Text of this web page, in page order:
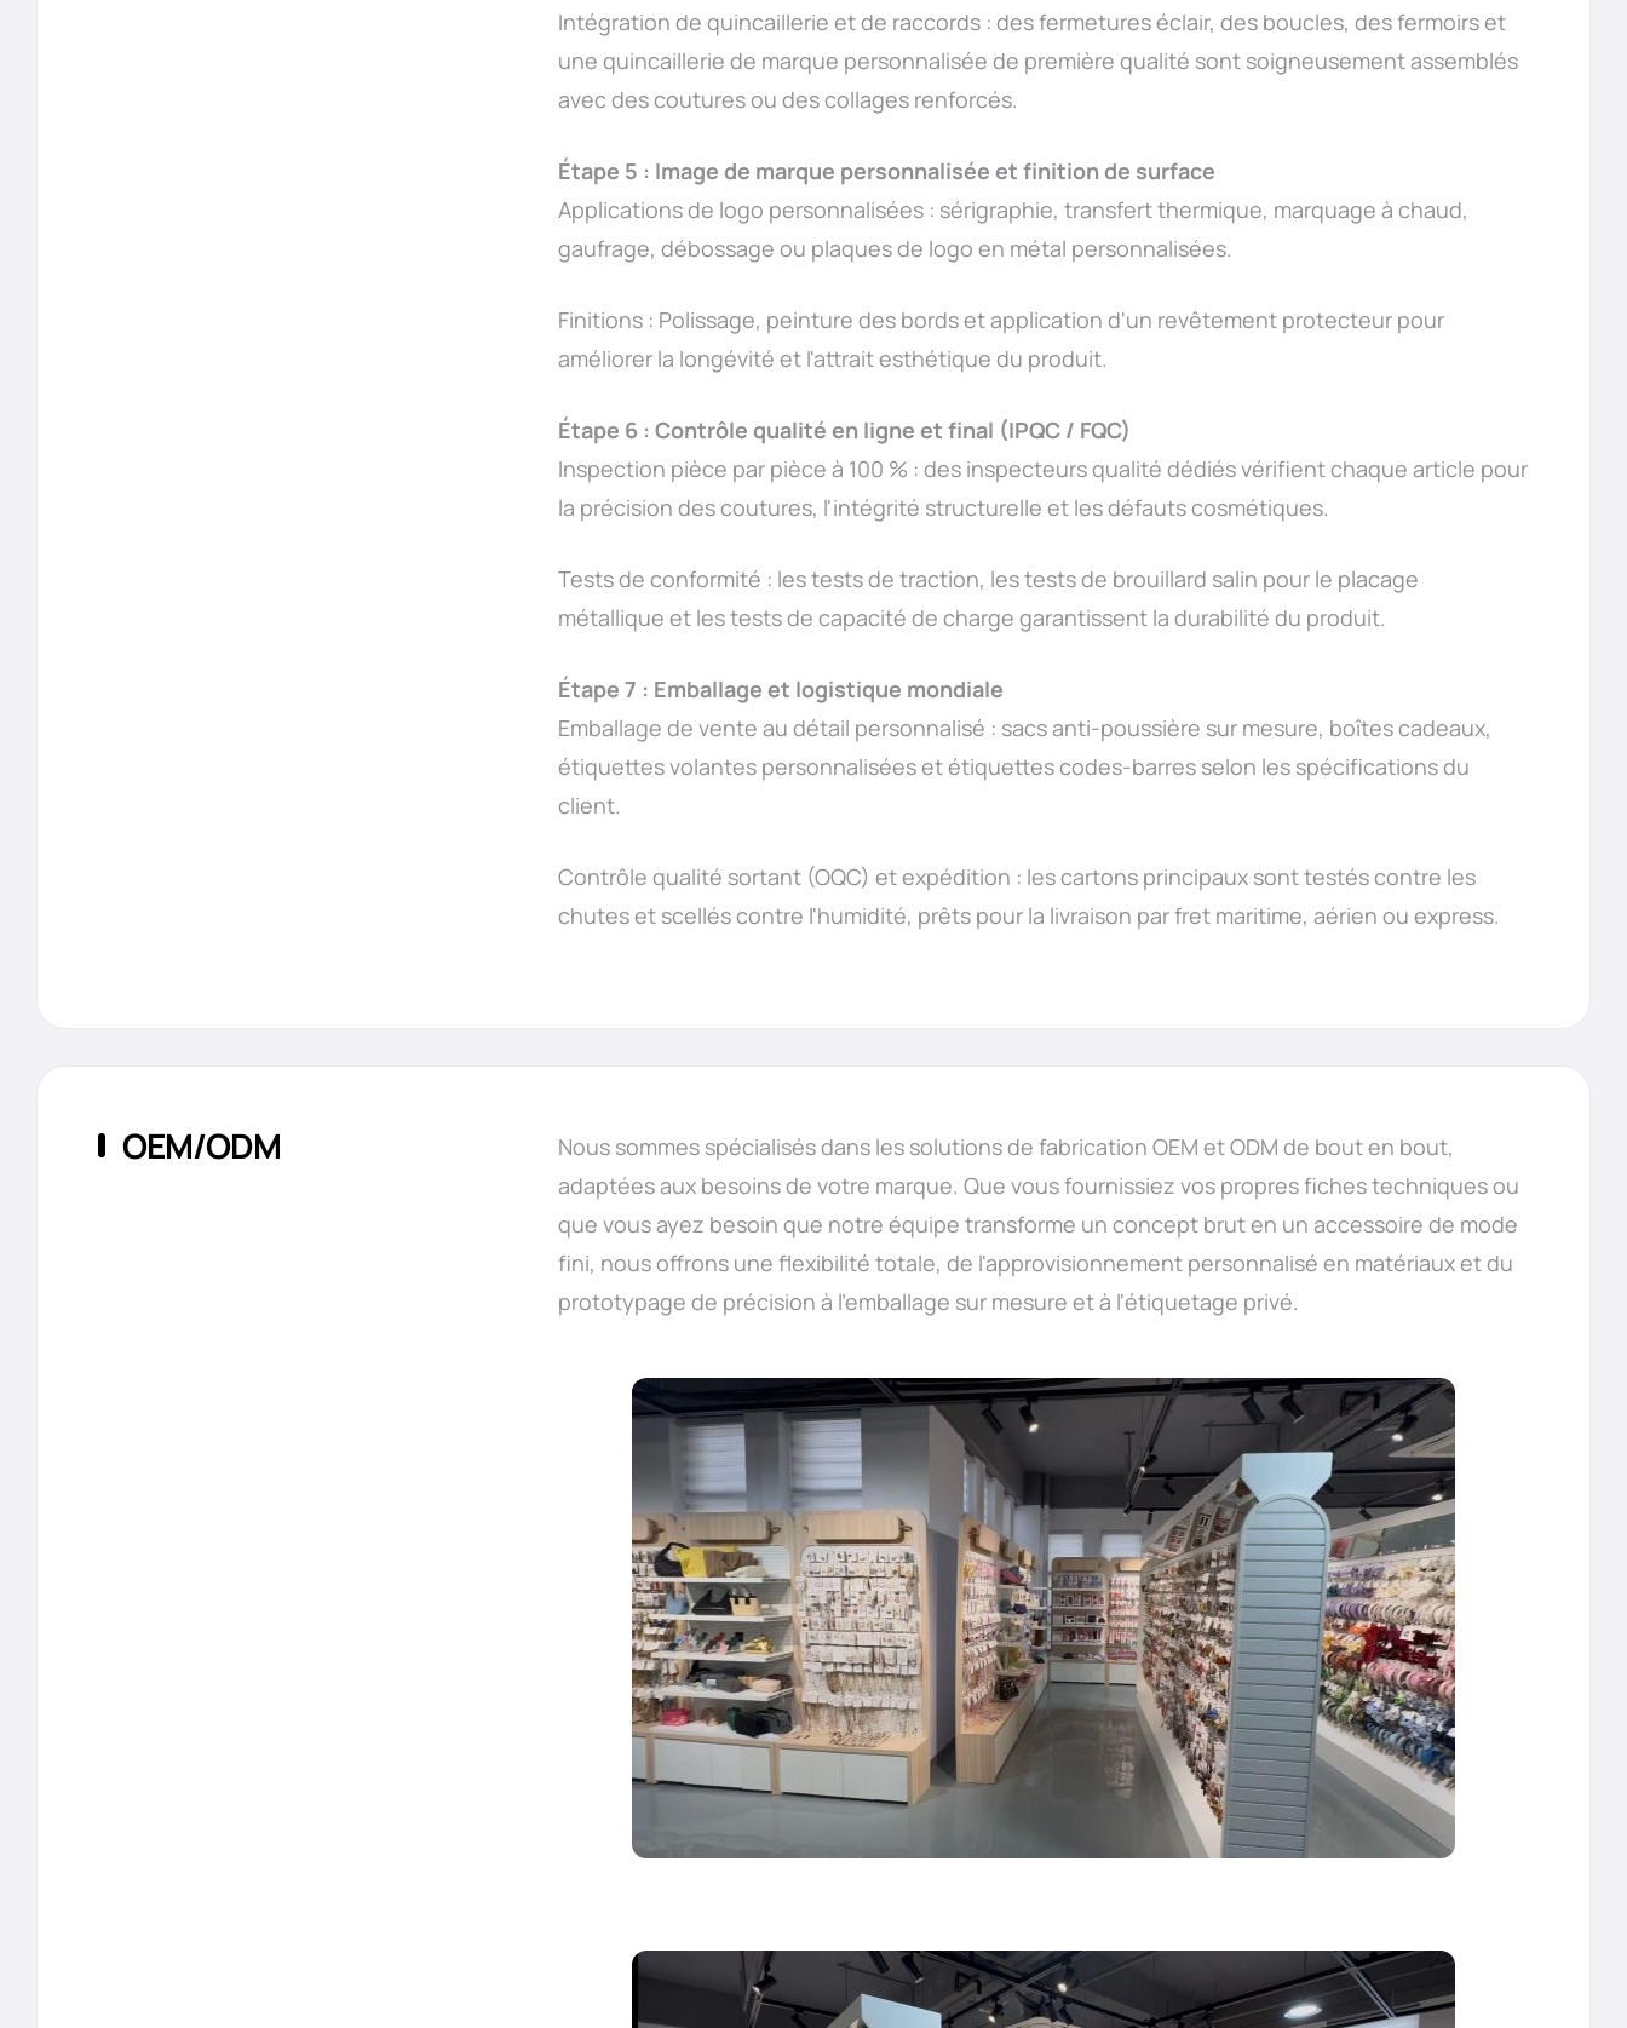
Intégration de quincaillerie et de raccords : des fermetures éclair, des boucles, des fermoirs et
une quincaillerie de marque personnalisée de première qualité sont soigneusement assemblés
avec des coutures ou des collages renforcés.
Étape 5 : Image de marque personnalisée et finition de surface
Applications de logo personnalisées : sérigraphie, transfert thermique, marquage à chaud,
gaufrage, débossage ou plaques de logo en métal personnalisées.
Finitions : Polissage, peinture des bords et application d'un revêtement protecteur pour
améliorer la longévité et l'attrait esthétique du produit.
Étape 6 : Contrôle qualité en ligne et final (IPQC / FQC)
Inspection pièce par pièce à 100 % : des inspecteurs qualité dédiés vérifient chaque article pour
la précision des coutures, l'intégrité structurelle et les défauts cosmétiques.
Tests de conformité : les tests de traction, les tests de brouillard salin pour le placage
métallique et les tests de capacité de charge garantissent la durabilité du produit.
Étape 7 : Emballage et logistique mondiale
Emballage de vente au détail personnalisé : sacs anti-poussière sur mesure, boîtes cadeaux,
étiquettes volantes personnalisées et étiquettes codes-barres selon les spécifications du
client.
Contrôle qualité sortant (OQC) et expédition : les cartons principaux sont testés contre les
chutes et scellés contre l'humidité, prêts pour la livraison par fret maritime, aérien ou express.
OEM/ODM
Nous sommes spécialisés dans les solutions de fabrication OEM et ODM de bout en bout,
adaptées aux besoins de votre marque. Que vous fournissiez vos propres fiches techniques ou
que vous ayez besoin que notre équipe transforme un concept brut en un accessoire de mode
fini, nous offrons une flexibilité totale, de l'approvisionnement personnalisé en matériaux et du
prototypage de précision à l'emballage sur mesure et à l'étiquetage privé.